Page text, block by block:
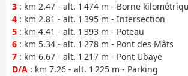
3 : km 2.47 - alt. 1 474 m - Borne
4 : km 2.81 - alt. 1 395 m - Intersection
5 : km 4.41 - alt. 1 393 m - Poteau
6 : km 5.34 - alt. 1 278 m - Pont des Mâts
7 : km 6.67 - alt. 1 217 m - Pont Ubaye
D/A : km 7.26 - alt. 1 225 m - Parking